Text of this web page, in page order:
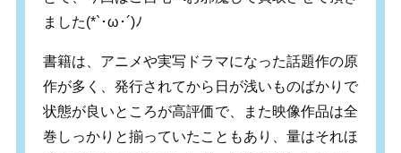
ました(*` ･ω ･´)ﾉ
書籍は、アニメや実写ドラマになった話題作の原
作が多く、発行されてから日が浅いものばかりで
状態が良いところが高評価で、また映像作品は全
巻しっかりと揃っていたこともあり、量はそれほ